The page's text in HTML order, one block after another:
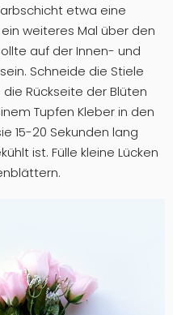
etwa eine
weiteres Mal über den
auf der Innen- und
Schneide die Stiele
Rückseite der Blüten
Tupfen Kleber in den
15-20 Sekunden lang
ist. Fülle kleine Lücken